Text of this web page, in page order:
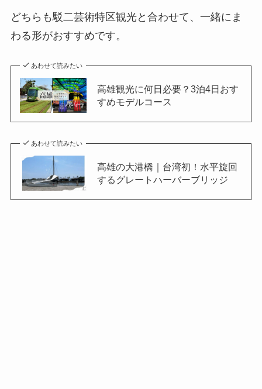
どちらも駁二芸術特区観光と合わせて、一緒にま
わる形がおすすめです。
あわせて読みたい
高雄観光に何日必要？3泊4日おす
すめモデルコース
あわせて読みたい
高雄の大港橋｜台湾初！水平旋回
するグレートハーバーブリッジ